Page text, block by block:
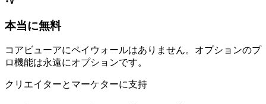
本当に無料
コアビューアにペイウォールはありません。オプションのプ
ロ機能は永遠にオプションです。
クリエイターとマーケターに支持